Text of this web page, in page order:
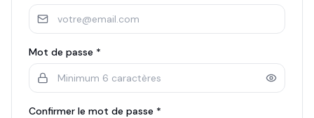
Mot de passe *
Confirmer le mot de passe *